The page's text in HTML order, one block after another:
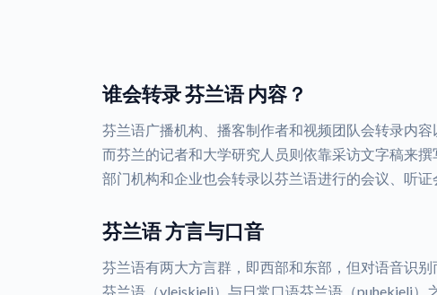
谁会转录 芬兰语 内容？
芬兰语广播机构、播客制作者和视频团队会转录内容
而芬兰的记者和大学研究人员则依靠采访文字稿来
部门机构和企业也会转录以芬兰语进行的会议、听证
芬兰语 方言与口音
芬兰语有两大方言群，即西部和东部，但对语音识
芬兰语（yleiskieli）与日常口语芬兰语（puhekieli）